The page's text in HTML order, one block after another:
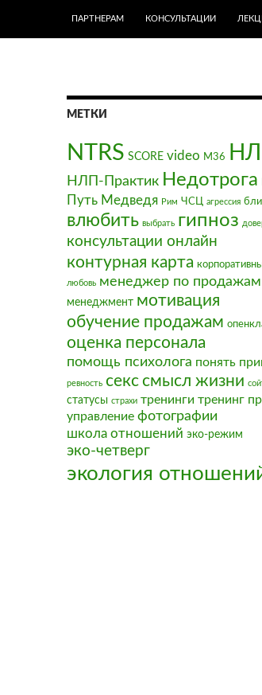
ПАРТНЕРАМ
КОНСУЛЬТАЦИИ
МЕТКИ
NTRS SCORE video М36
НЛП-Практик Недотрога
Путь Медведя Рим ЧСЦ агрессия
влюбить выбрать гипноз
консультации онлайн
контурная карта
любовь менеджер по продажам
менеджмент мотивация
обучение продажам
оценка персонала
помощь психолога понять
ревность секссмысл жизни
статусы страхи тренинги тренинг
управление фотографии
школа отношений эко-режим
эко-четверг
экология